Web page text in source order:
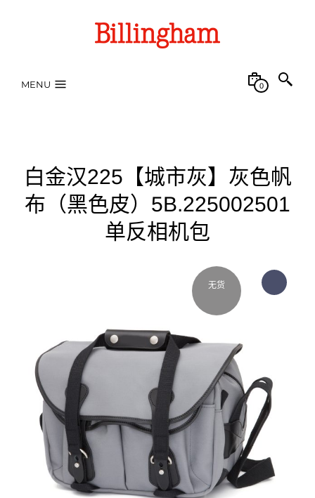
MENU 0
白金汉225【城市灰】灰色帆
布（黑色皮）5B.225002501
单反相机包
无货